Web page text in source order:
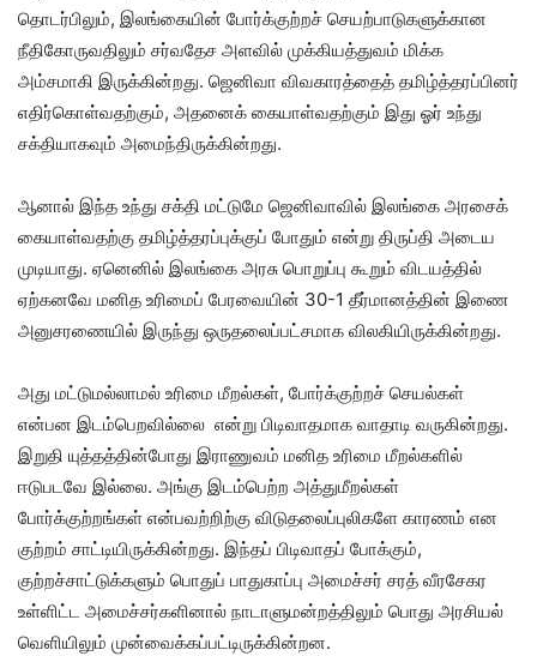
தொடர்பிலும், இலங்கையின் போர்க்குற்றச் செயற்பாடுகளுக்கான
நீதிகோருவதிலும் சர்வதேச அளவில் முக்கியத்துவம் மிக்க
அம்சமாகி இருக்கின்றது. ஜெனிவா விவகாரத்தைத் தமிழ்த்தரப்பினர்
எதிர்கொள்வதற்கும், அதனைக் கையாள்வதற்கும் இது ஓர் உந்து
சக்தியாகவும் அமைந்திருக்கின்றது.
ஆனால் இந்த உந்து சக்தி மட்டுமே ஜெனிவாவில் இலங்கை அரசைக்
கையாள்வதற்கு தமிழ்த்தரப்புக்குப் போதும் என்று திருப்தி அடைய
முடியாது. ஏனெனில் இலங்கை அரசு பொறுப்பு கூறும் விடயத்தில்
ஏற்கனவே மனித உரிமைப் பேரவையின் 30-1 தீர்மானத்தின் இணை
அனுசரணையில் இருந்து ஒருதலைப்பட்சமாக விலகியிருக்கின்றது.
அது மட்டுமல்லாமல் உரிமை மீறல்கள், போர்க்குற்றச் செயல்கள்
என்பன இடம்பெறவில்லை என்று பிடிவாதமாக வாதாடி வருகின்றது.
இறுதி யுத்தத்தின்போது இராணுவம் மனித உரிமை மீறல்களில்
ஈடுபடவே இல்லை. அங்கு இடம்பெற்ற அத்துமீறல்கள்
போர்க்குற்றங்கள் என்பவற்றிற்கு விடுதலைப்புலிகளே காரணம் என
குற்றம் சாட்டியிருக்கின்றது. இந்தப் பிடிவாதப் போக்கும்,
குற்றச்சாட்டுக்களும் பொதுப் பாதுகாப்பு அமைச்சர் சரத் வீரசேகர
உள்ளிட்ட அமைச்சர்களினால் நாடாளுமன்றத்திலும் பொது அரசியல்
வெளியிலும் முன்வைக்கப்பட்டிருக்கின்றன.